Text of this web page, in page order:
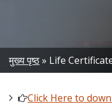
Breadcrumb
मुख्य पृष्ठ Life
Click Here to